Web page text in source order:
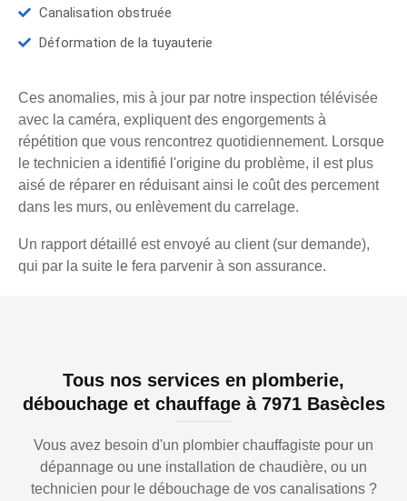
Canalisation obstruée
Déformation de la tuyauterie
Ces anomalies, mis à jour par notre inspection télévisée
avec la caméra, expliquent des engorgements à
répétition que vous rencontrez quotidiennement. Lorsque
le technicien a identifié l'origine du problème, il est plus
aisé de réparer en réduisant ainsi le coût des percement
dans les murs, ou enlèvement du carrelage.
Un rapport détaillé est envoyé au client (sur demande),
qui par la suite le fera parvenir à son assurance.
Tous nos services en plomberie,
débouchage et chauffage à 7971 Basècles
Vous avez besoin d'un plombier chauffagiste pour un
dépannage ou une installation de chaudière, ou un
technicien pour le débouchage de vos canalisations ?